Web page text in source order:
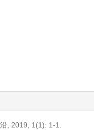
, 2019, 1(1): 1-1.